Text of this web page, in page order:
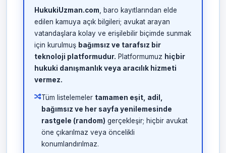
HukukiUzman.com , baro kayıtlarından elde
edilen kamuya açık bilgileri; avukat arayan
vatandaşlara kolay ve erişilebilir biçimde sunmak
için kurulmuş bağımsız ve tarafsız bir
teknoloji platformudur. Platformumuz hiçbir
hukuki danışmanlık veya aracılık hizmeti
vermez.
Tüm listelemeler tamamen eşit, adil,
bağımsız ve her sayfa yenilemesinde
rastgele (random) gerçekleşir; hiçbir avukat
öne çıkarılmaz veya öncelikli
konumlandırılmaz.